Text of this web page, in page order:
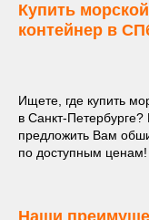
Купить
контейнер в
Ищете, где купить
в Санкт-
предложить Вам
по доступным ценам!
Наши